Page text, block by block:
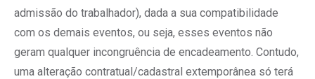
admissão do trabalhador), dada a sua compatibilidade
com os demais eventos, ou seja, esses eventos não
geram qualquer incongruência de encadeamento. Contudo,
uma alteração contratual/cadastral extemporânea só terá